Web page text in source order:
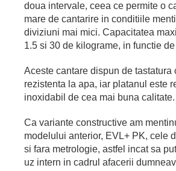
doua intervale, ceea ce permite o
mare de cantarire in conditiile
diviziuni mai mici. Capacitatea
1.5 si 30 de kilograme, in functie
Aceste cantare dispun de tastatura
rezistenta la apa, iar platanul este
inoxidabil de cea mai buna calitate.
Ca variante constructive am
modelului anterior, EVL+ PK, cele
si fara metrologie, astfel incat sa
uz intern in cadrul afacerii